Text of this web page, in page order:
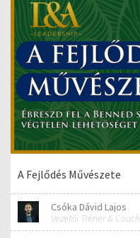
A Fejlődés Művészete
Csóka Dávid Lajos
Vezetői Tréner & Coach